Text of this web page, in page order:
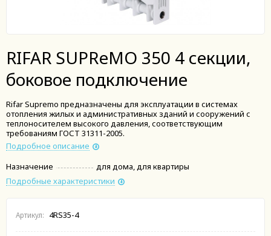
RIFAR SUPReMO 350 4 секции,
боковое подключение
Rifar Supremo предназначены для эксплуатации в системах
отопления жилых и административных зданий и сооружений с
теплоносителем высокого давления, соответствующим
требованиям ГОСТ 31311-2005.
Подробное описание
Назначение
для дома, для квартиры
Подробные характеристики
Артикул: 4RS35-4